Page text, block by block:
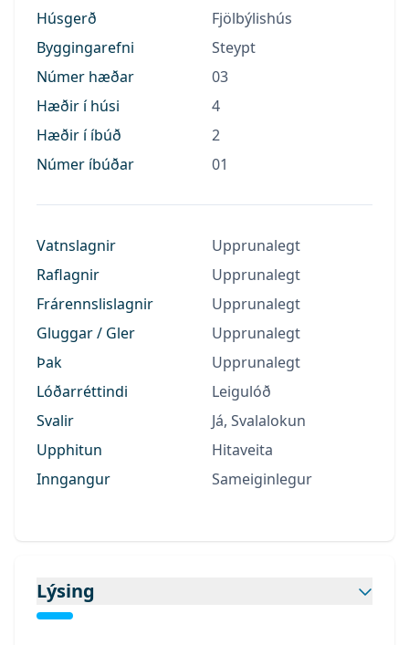
Húsgerð
Fjölbýlishús
Byggingarefni
Steypt
Númer hæðar
03
Hæðir í húsi
4
Hæðir í íbúð
2
Númer íbúðar
01
Vatnslagnir
Upprunalegt
Raflagnir
Upprunalegt
Frárennslislagnir
Upprunalegt
Gluggar / Gler
Upprunalegt
Þak
Upprunalegt
Lóðarréttindi
Leigulóð
Svalir
Já, Svalalokun
Upphitun
Hitaveita
Inngangur
Sameiginlegur
Lýsing